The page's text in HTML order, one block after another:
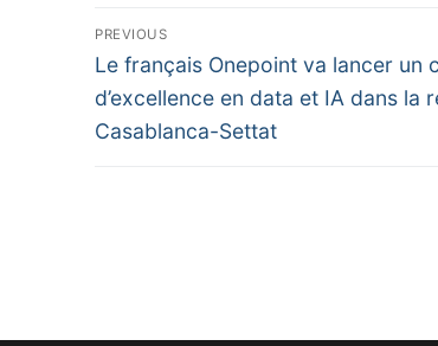
Navigation
de
l’article
PREVIOUS
Previous
post:
Le français Onepoint va lancer un
d’excellence en data et IA dans la
Casablanca-Settat